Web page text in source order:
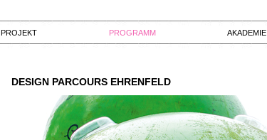
PROJEKT PROGRAMM AKADEMIE
DESIGN PARCOURS EHRENFELD